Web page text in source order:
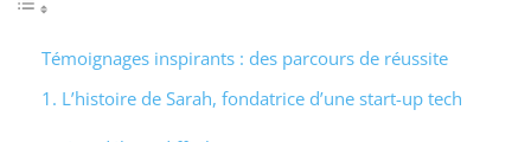
Témoignages inspirants : des parcours de réussite
1. L’histoire de Sarah, fondatrice d’une start-up tech